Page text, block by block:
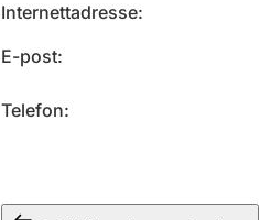
Internettadresse
E-post
Telefon